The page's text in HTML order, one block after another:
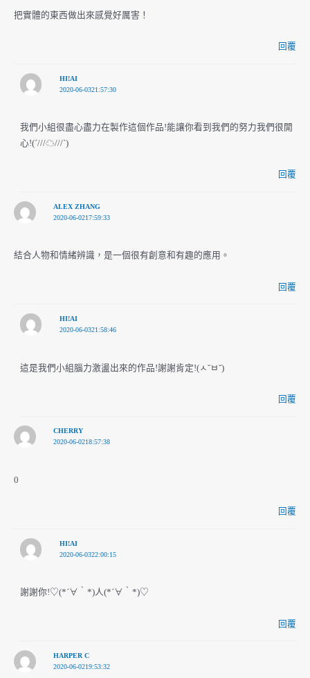
把實體的東西做出來感覺好厲害！
回覆
HI!AI
2020-06-0321:57:30
我們小組很盡心盡力在製作這個作品!能讓你看到我們的努力我們很開
心!(´///☁///`)
回覆
ALEX ZHANG
2020-06-0217:59:33
結合人物和情緒辨識，是一個很有創意和有趣的應用。
回覆
HI!AI
2020-06-0321:58:46
這是我們小組腦力激盪出來的作品!謝謝肯定!(ㅅ˘ㅂ˘)
回覆
CHERRY
2020-06-0218:57:38
0
回覆
HI!AI
2020-06-0322:00:15
謝謝你!♡(*´∀｀*)人(*´∀｀*)♡
回覆
HARPER C
2020-06-0219:53:32